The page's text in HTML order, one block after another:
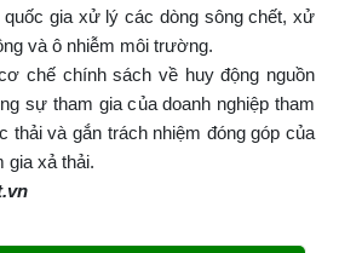
gia xử lý các dòng sông chết, xử
và ô nhiễm môi trường.
chế chính sách về huy động nguồn
sự tham gia của doanh nghiệp tham
thải và gắn trách nhiệm đóng góp của
gia xả thải.